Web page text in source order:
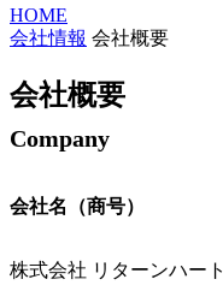
HOME
会社情報 会社概要
会社概要
Company
会社名（商号）
株式会社 リターンハート